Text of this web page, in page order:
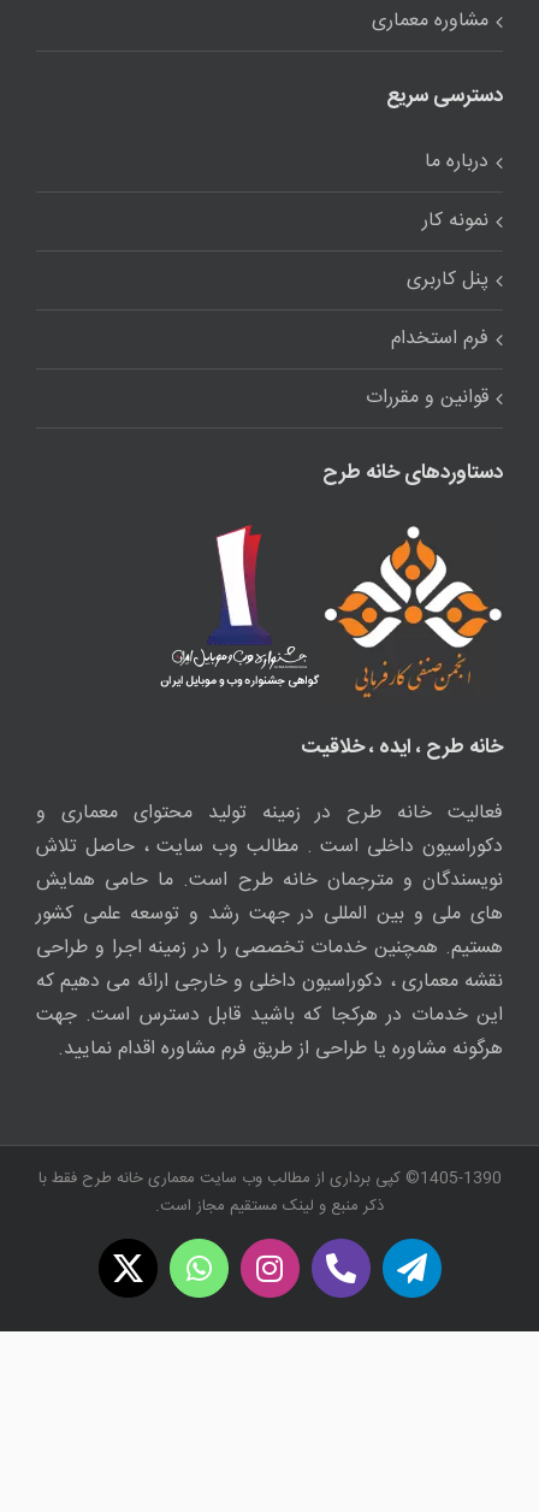
مشاوره معماری
دسترسی سریع
درباره ما
نمونه کار
پنل کاربری
فرم استخدام
قوانین و مقررات
دستاوردهای خانه طرح
خانه طرح ، ایده ، خلاقیت
فعالیت خانه طرح در زمینه تولید محتوای معماری و
دکوراسیون داخلی است . مطالب وب سایت ، حاصل تلاش
نویسندگان و مترجمان خانه طرح است. ما حامی همایش
های ملی و بین المللی در جهت رشد و توسعه علمی کشور
هستیم. همچنین خدمات تخصصی را در زمینه اجرا و طراحی
نقشه معماری ، دکوراسیون داخلی و خارجی ارائه می دهیم که
این خدمات در هرکجا که باشید قابل دسترس است. جهت
هرگونه مشاوره یا طراحی از طریق فرم مشاوره اقدام نمایید.
1405-1390© کپی برداری از مطالب وب سایت معماری خانه طرح فقط با
ذکر منبع و لینک مستقیم مجاز است.
Telegram
Twitch
Instagram
WhatsApp
X